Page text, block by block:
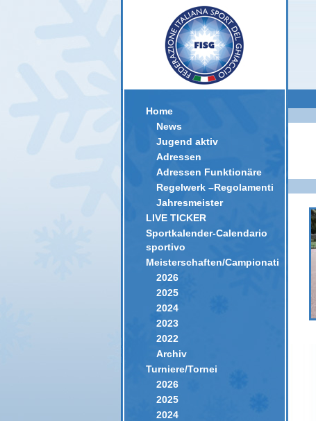
Home
News
Jugend aktiv
Adressen
Adressen Funktionäre
Regelwerk –Regolamenti
Jahresmeister
LIVE TICKER
Sportkalender-Calendario
sportivo
Meisterschaften/Campionati
2026
2025
2024
2023
2022
Archiv
Turniere/Tornei
2026
2025
2024